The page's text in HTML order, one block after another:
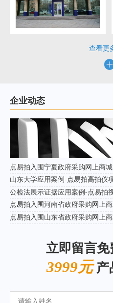
查看更
企业动态
点易拍入围宁夏政府采购网上商城
山东大学应用案例-点易拍高拍仪
公检法展示证据应用案例-点易拍
点易拍入围河南省政府采购网上
点易拍入围山东省政府采购网上
立即留言
3999元产